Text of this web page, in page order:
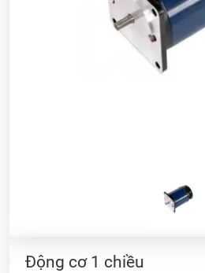
Động cơ 1 chiều